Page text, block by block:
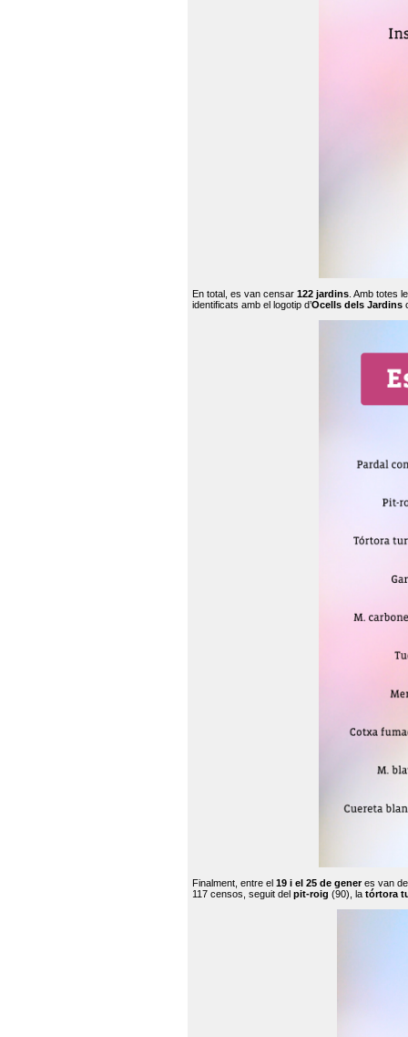
En total, es van censar 122 jardins . Amb totes
identificats amb el logotip d’Ocells dels Jardins
Finalment, entre el 19 i el 25 de generes van
117 censos, seguit del pit-roig (90), la tórtora